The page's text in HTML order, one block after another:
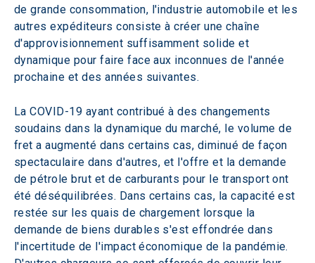
de grande consommation, l'industrie automobile et les
autres expéditeurs consiste à créer une chaîne
d'approvisionnement suffisamment solide et
dynamique pour faire face aux inconnues de l'année
prochaine et des années suivantes.
La COVID-19 ayant contribué à des changements
soudains dans la dynamique du marché, le volume de
fret a augmenté dans certains cas, diminué de façon
spectaculaire dans d'autres, et l'offre et la demande
de pétrole brut et de carburants pour le transport ont
été déséquilibrées. Dans certains cas, la capacité est
restée sur les quais de chargement lorsque la
demande de biens durables s'est effondrée dans
l'incertitude de l'impact économique de la pandémie.